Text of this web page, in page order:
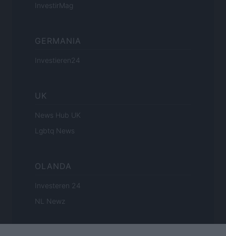
InvestirMag
GERMANIA
Investieren24
UK
News Hub UK
Lgbtq News
OLANDA
Investeren 24
NL Newz